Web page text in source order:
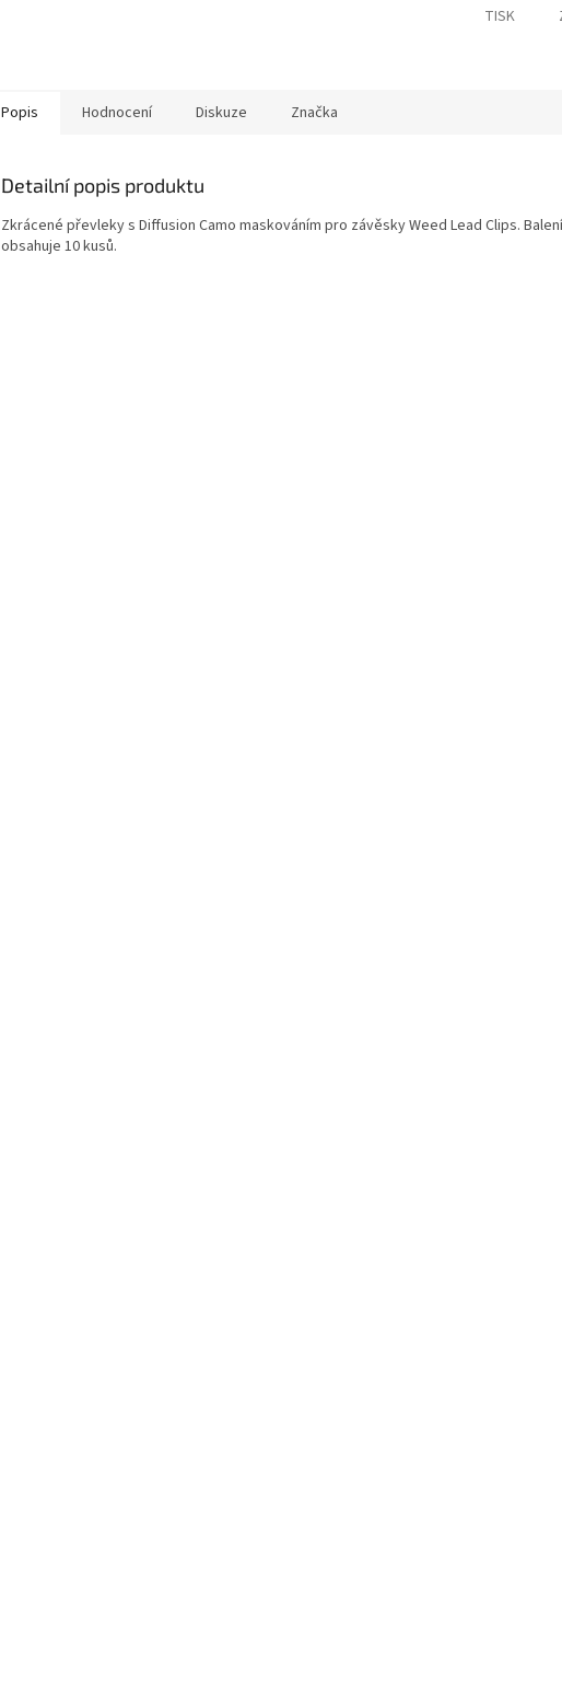
TISK
Popis Hodnocení Diskuze Značka
Detailní popis produktu
Zkrácené převleky s Diffusion Camo maskováním pro závěsky Weed Lead Clips. Balení
obsahuje 10 kusů.